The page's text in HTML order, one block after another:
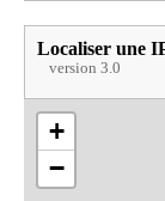
Localiser une
version 3.0
+
−